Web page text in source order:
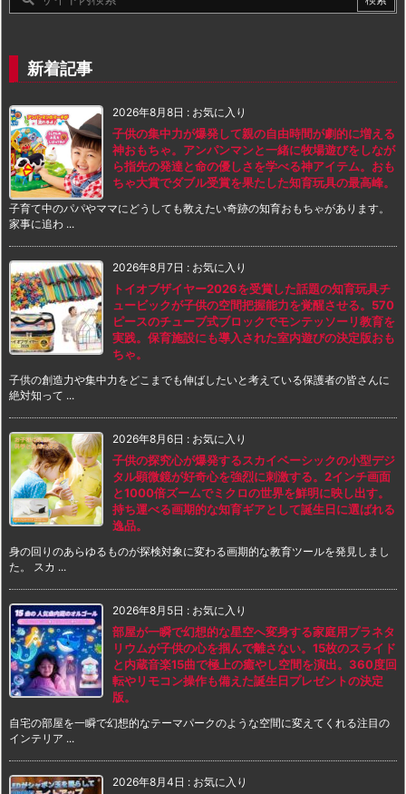
新着記事
2026年8月8日 : お気に入り
子供の集中力が爆発して親の自由時間が劇的に増える
神おもちゃ。アンパンマンと一緒に牧場遊びをしなが
ら指先の発達と命の優しさを学べる神アイテム。おも
ちゃ大賞でダブル受賞を果たした知育玩具の最高峰。
子育て中のパパやママにどうしても教えたい奇跡の知育おもちゃがあります。
家事に追わ ...
2026年8月7日 : お気に入り
トイオブザイヤー2026を受賞した話題の知育玩具チ
ュービックが子供の空間把握能力を覚醒させる。570
ピースのチューブ式ブロックでモンテッソーリ教育を
実践。保育施設にも導入された室内遊びの決定版おも
ちゃ。
子供の創造力や集中力をどこまでも伸ばしたいと考えている保護者の皆さんに
絶対知って ...
2026年8月6日 : お気に入り
子供の探究心が爆発するスカイベーシックの小型デジ
タル顕微鏡が好奇心を強烈に刺激する。2インチ画面
と1000倍ズームでミクロの世界を鮮明に映し出す。
持ち運べる画期的な知育ギアとして誕生日に選ばれる
逸品。
身の回りのあらゆるものが探検対象に変わる画期的な教育ツールを発見しまし
た。 スカ ...
2026年8月5日 : お気に入り
部屋が一瞬で幻想的な星空へ変身する家庭用プラネタ
リウムが子供の心を掴んで離さない。15枚のスライド
と内蔵音楽15曲で極上の癒やし空間を演出。360度回
転やリモコン操作も備えた誕生日プレゼントの決定
版。
自宅の部屋を一瞬で幻想的なテーマパークのような空間に変えてくれる注目の
インテリア ...
2026年8月4日 : お気に入り